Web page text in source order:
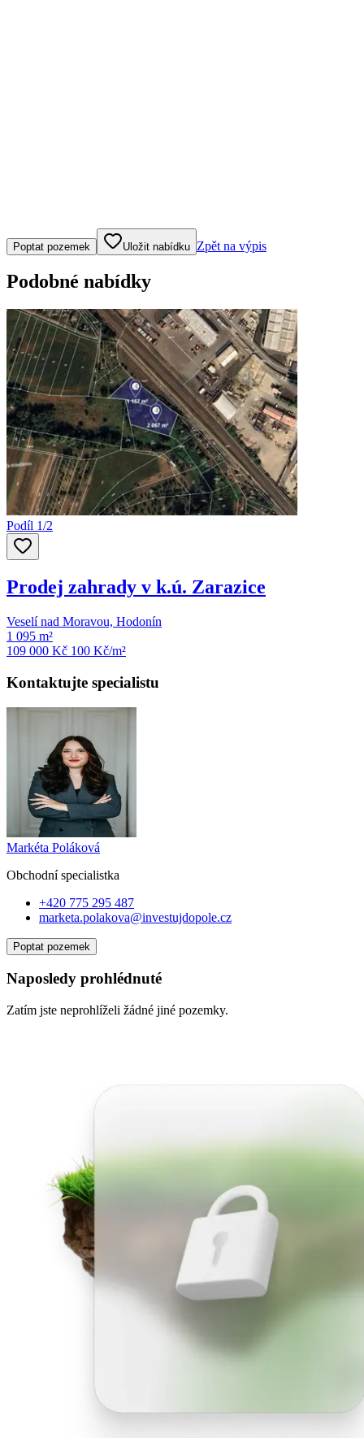
Klepněte nebo klikněte pro ovládání mapy
Poptat pozemek Uložit nabídku Zpět na výpis
Podobné nabídky
Podíl 1/2
Prodej zahrady v k.ú. Zarazice
Veselí nad Moravou, Hodonín
1 095 m²
109 000 Kč 100 Kč/m²
Kontaktujte specialistu
Markéta Poláková
Obchodní specialistka
+420 775 295 487
marketa.polakova@investujdopole.cz
Poptat pozemek
Naposledy prohlédnuté
Zatím jste neprohlíželi žádné jiné pozemky.